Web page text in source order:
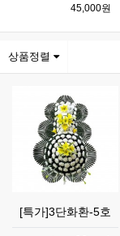
45,000원
상품정렬
[특가]3단화환-5호